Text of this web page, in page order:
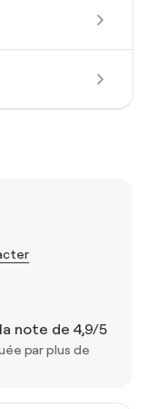
note de 4,9/5
par plus de